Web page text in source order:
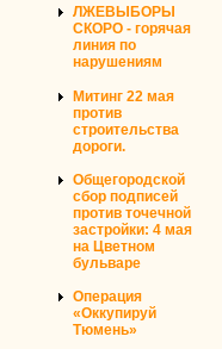
ЛЖЕВЫБОРЫ
СКОРО - горячая
линия по
нарушениям
Митинг 22 мая
против
строительства
дороги.
Общегородской
сбор подписей
против точечной
застройки: 4 мая
на Цветном
бульваре
Операция
«Оккупируй
Тюмень»